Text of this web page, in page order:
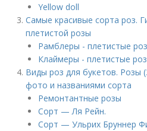
Yellow doll
Самые красивые сорта роз.
плетистой розы
Рамблеры - плетистые
Клаймеры - плетистые
Виды роз для букетов. Розы
фото и названиями сорта
Ремонтантные розы
Сорт — Ля Рейн.
Сорт — Ульрих Бруннер